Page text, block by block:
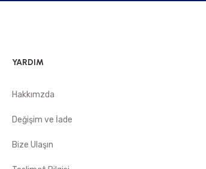
YARDIM
Hakkımzda
Değişim ve İade
Bize Ulaşın